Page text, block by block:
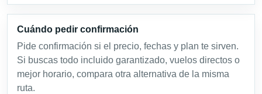
Cuándo pedir confirmación
Pide confirmación si el precio, fechas y plan te sirven.
Si buscas todo incluido garantizado, vuelos directos o
mejor horario, compara otra alternativa de la misma
ruta.